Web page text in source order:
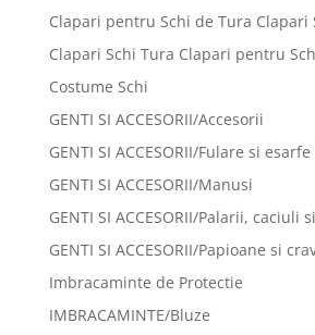
Clapari pentru Schi de Tura Clapari
Clapari Schi Tura Clapari pentru
Costume Schi
GENTI SI ACCESORII/Accesorii
GENTI SI ACCESORII/Fulare si esarfe
GENTI SI ACCESORII/Manusi
GENTI SI ACCESORII/Palarii, caciuli
GENTI SI ACCESORII/Papioane si
Imbracaminte de Protectie
IMBRACAMINTE/Bluze